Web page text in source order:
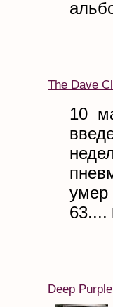
The Dave
10
умер
63....
Deep Purple